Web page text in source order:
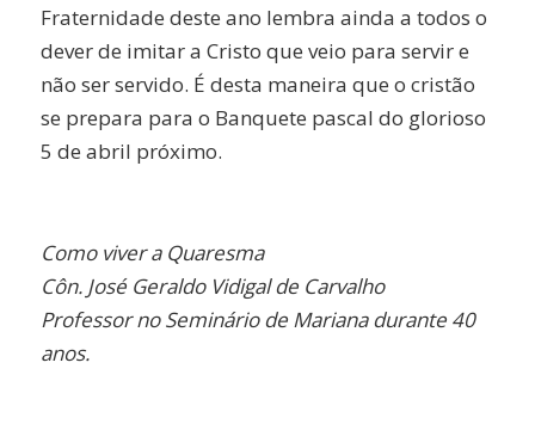
Fraternidade deste ano lembra ainda a todos o
dever de imitar a Cristo que veio para servir e
não ser servido. É desta maneira que o cristão
se prepara para o Banquete pascal do glorioso
5 de abril próximo.
Como viver a Quaresma
Côn. José Geraldo Vidigal de Carvalho
Professor no Seminário de Mariana durante 40
anos.